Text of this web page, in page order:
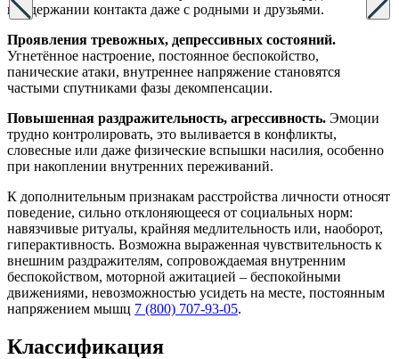
поддержании контакта даже с родными и друзьями.
Проявления тревожных, депрессивных состояний.
Угнетённое настроение, постоянное беспокойство,
панические атаки, внутреннее напряжение становятся
частыми спутниками фазы декомпенсации.
Повышенная раздражительность, агрессивность. Эмоции
трудно контролировать, это выливается в конфликты,
словесные или даже физические вспышки насилия, особенно
при накоплении внутренних переживаний.
К дополнительным признакам расстройства личности относят
поведение, сильно отклоняющееся от социальных норм:
навязчивые ритуалы, крайняя медлительность или, наоборот,
гиперактивность. Возможна выраженная чувствительность к
внешним раздражителям, сопровождаемая внутренним
беспокойством, моторной ажитацией – беспокойными
движениями, невозможностью усидеть на месте, постоянным
напряжением мышц 7 (800) 707-93-05.
Классификация